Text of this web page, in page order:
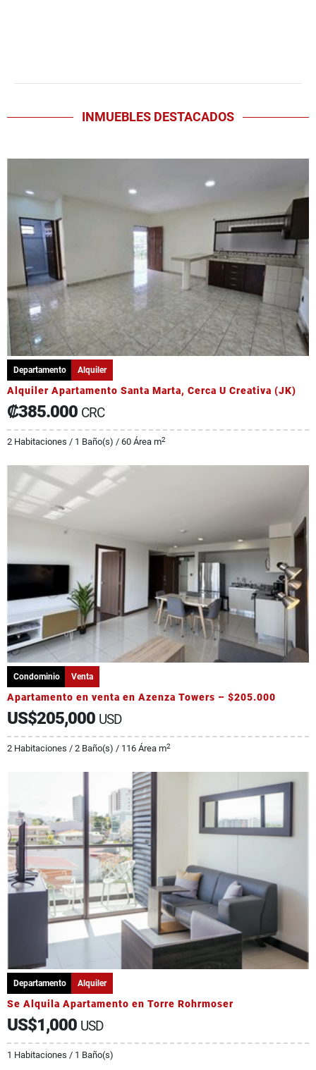
INMUEBLES DESTACADOS
Departamento Alquiler
Alquiler Apartamento Santa Marta, Cerca U Creativa (JK)
₡385.000 CRC
2 Habitaciones / 1 Baño(s) / 60 Área m2
Condominio Venta
Apartamento en venta en Azenza Towers – $205.000
US$205,000 USD
2 Habitaciones / 2 Baño(s) / 116 Área m2
Departamento Alquiler
Se Alquila Apartamento en Torre Rohrmoser
US$1,000 USD
1 Habitaciones / 1 Baño(s)